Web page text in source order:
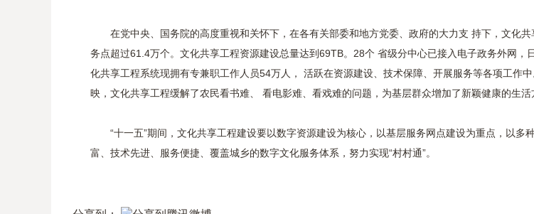
在党中央、国务院的高度重视和关怀下，在各有关部委和地方党委、政府的大力支 持下，文化
务点超过61.4万个。文化共享工程资源建设总量达到69TB。28个 省级分中心已接入电子政务外网
化共享工程系统现拥有专兼职工作人员54万人， 活跃在资源建设、技术保障、开展服务等各项工作
映，文化共享工程缓解了农民看书难、 看电影难、看戏难的问题，为基层群众增加了新颖健康的生
“十一五”期间，文化共享工程建设要以数字资源建设为核心，以基层服务网点建设为重点，以
富、技术先进、服务便捷、覆盖城乡的数字文化服务体系，努力实现“村村通”。